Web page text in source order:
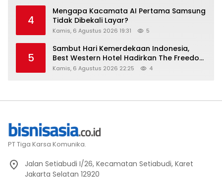
4
Mengapa Kacamata AI Pertama Samsung
Tidak Dibekali Layar?
Kamis, 6 Agustus 2026 19:31 5
5
Sambut Hari Kemerdekaan Indonesia,
Best Western Hotel Hadirkan The Freedom
Stay Diskon Hingga 45%
Kamis, 6 Agustus 2026 22:25 4
PT Tiga Karsa Komunika.
Jalan Setiabudi I/26, Kecamatan Setiabudi, Karet
Jakarta Selatan 12920